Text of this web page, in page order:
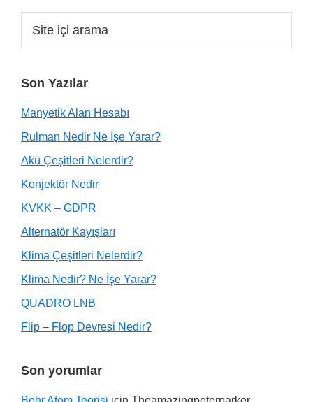
Son Yazılar
Manyetik Alan Hesabı
Rulman Nedir Ne İşe Yarar?
Akü Çeşitleri Nelerdir?
Konjektör Nedir
KVKK – GDPR
Alternatör Kayışları
Klima Çeşitleri Nelerdir?
Klima Nedir? Ne İşe Yarar?
QUADRO LNB
Flip – Flop Devresi Nedir?
Son yorumlar